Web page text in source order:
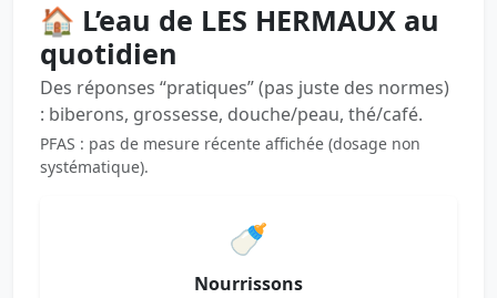
🏠 L’eau de LES HERMAUX au
quotidien
Des réponses “pratiques” (pas juste des normes)
: biberons, grossesse, douche/peau, thé/café.
PFAS : pas de mesure récente affichée (dosage non
systématique).
🍼
Nourrissons